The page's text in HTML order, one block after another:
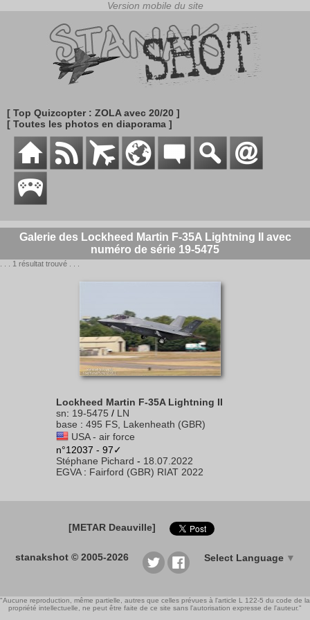
[ Top Quizcopter : ZOLA avec 20/20 ]
[ Toutes les photos en diaporama ]
Galerie des Lockheed Martin F-35A Lightning II avec
numéro de série 19-5475
. . . 1 résultat trouvé . . .
Lockheed Martin F-35A Lightning II
sn: 19-5475 / LN
base : 495 FS, Lakenheath (GBR)
USA - air force
n°12037 - 97✓
Stéphane Pichard - 18.07.2022
EGVA: Fairford (GBR) RIAT 2022
[METAR Deauville]
stanakshot © 2005-2026 Select Language ▼
"Aucune reproduction, même partielle, autres que celles prévues à l'article L 122-5 du code de la
propriété intellectuelle, ne peut être faite de ce site sans l'autorisation expresse de l'auteur."